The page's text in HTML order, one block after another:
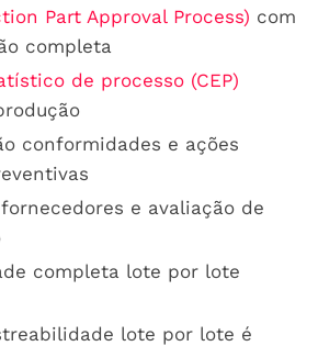
Part Approval Process) com
completa
de processo (CEP)
conformidades e ações
e avaliação de
completa lote por lote
lote por lote é